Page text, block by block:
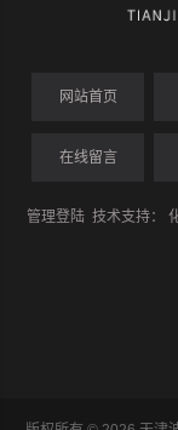
网站首页
在线留言
管理登陆 技术支持：